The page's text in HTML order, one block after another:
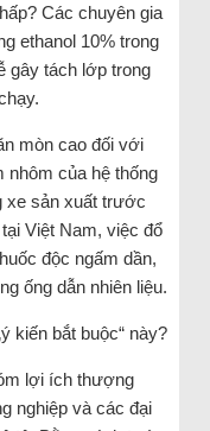
Các chuyên gia
ethanol 10% trong
gây tách lớp trong
mòn cao đối với
của hệ thống
xe sản xuất trước
Việt Nam, việc đổ
độc ngấm dần,
ống dẫn nhiên liệu.
kiến bắt buộc“ này?
lợi ích thượng
nghiệp và các đại